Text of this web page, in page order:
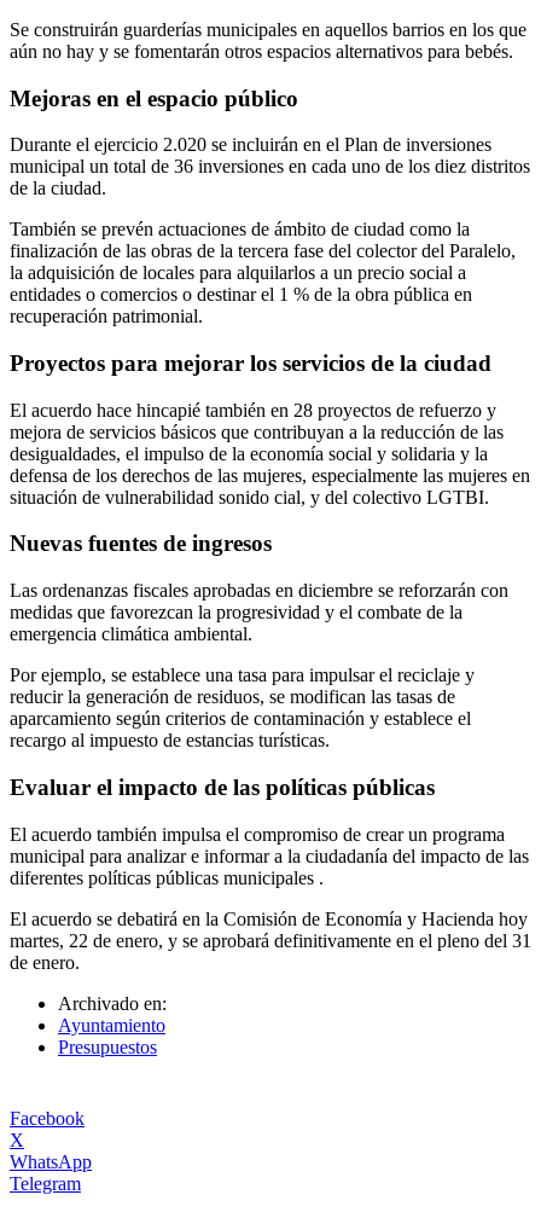
Se construirán guarderías municipales en aquellos barrios en los que
aún no hay y se fomentarán otros espacios alternativos para bebés.
Mejoras en el espacio público
Durante el ejercicio 2.020 se incluirán en el Plan de inversiones
municipal un total de 36 inversiones en cada uno de los diez distritos
de la ciudad.
También se prevén actuaciones de ámbito de ciudad como la
finalización de las obras de la tercera fase del colector del Paralelo,
la adquisición de locales para alquilarlos a un precio social a
entidades o comercios o destinar el 1 % de la obra pública en
recuperación patrimonial.
Proyectos para mejorar los servicios de la ciudad
El acuerdo hace hincapié también en 28 proyectos de refuerzo y
mejora de servicios básicos que contribuyan a la reducción de las
desigualdades, el impulso de la economía social y solidaria y la
defensa de los derechos de las mujeres, especialmente las mujeres en
situación de vulnerabilidad sonido cial, y del colectivo LGTBI.
Nuevas fuentes de ingresos
Las ordenanzas fiscales aprobadas en diciembre se reforzarán con
medidas que favorezcan la progresividad y el combate de la
emergencia climática ambiental.
Por ejemplo, se establece una tasa para impulsar el reciclaje y
reducir la generación de residuos, se modifican las tasas de
aparcamiento según criterios de contaminación y establece el
recargo al impuesto de estancias turísticas.
Evaluar el impacto de las políticas públicas
El acuerdo también impulsa el compromiso de crear un programa
municipal para analizar e informar a la ciudadanía del impacto de las
diferentes políticas públicas municipales .
El acuerdo se debatirá en la Comisión de Economía y Hacienda hoy
martes, 22 de enero, y se aprobará definitivamente en el pleno del 31
de enero.
Archivado en:
Ayuntamiento
Presupuestos
Facebook
X
WhatsApp
Telegram